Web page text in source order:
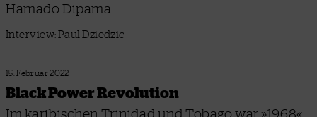
Hamado Dipama
Interview: Paul Dziedzic
15. Februar 2022
Black Power Revolution
Im karibischen Trinidad und Tobago war »1968«